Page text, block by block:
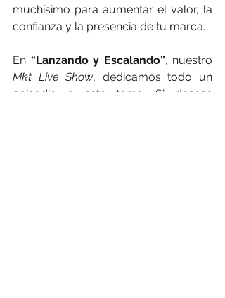
muchísimo para aumentar el valor, la
confianza y la presencia de tu marca.
En “Lanzando y Escalando”
Mkt Live Show, dedicamos todo un
episodio a este tema. Si deseas